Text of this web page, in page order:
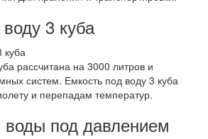
3 куба
рассчитана на 3000 литров и
систем. Емкость под воду 3 куба
и перепадам температур.
под давлением